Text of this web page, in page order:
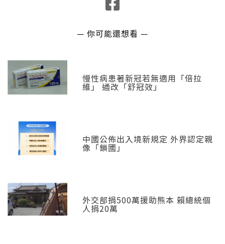
— 你可能還想看 —
慢性病患著新冠若無適用「倍拉
維」 通改「舒冠效」
中國公佈出入境新規定 外界認定親
像「鎖國」
外交部捐500萬援助熊本 賴總統個
人捐20萬